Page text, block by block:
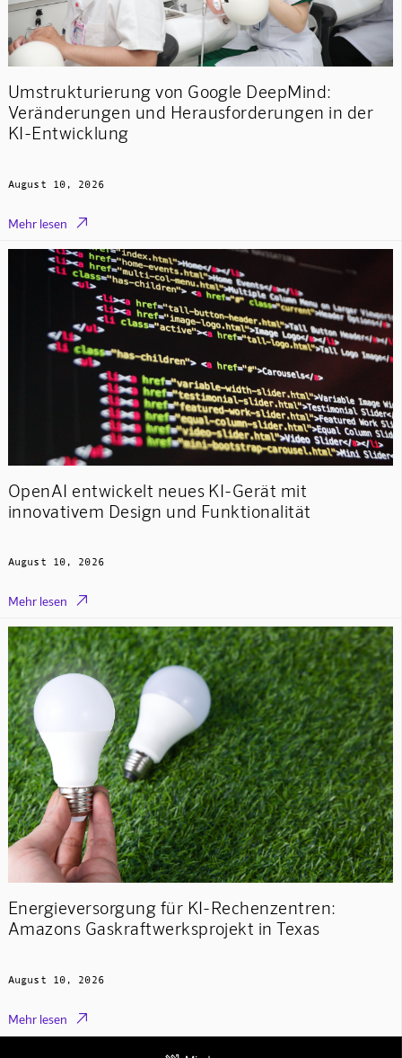
Umstrukturierung von Google DeepMind:
Veränderungen und Herausforderungen in der
KI-Entwicklung
August 10, 2026
Mehr lesen 
OpenAI entwickelt neues KI-Gerät mit
innovativem Design und Funktionalität
August 10, 2026
Mehr lesen 
Energieversorgung für KI-Rechenzentren:
Amazons Gaskraftwerksprojekt in Texas
August 10, 2026
Mehr lesen 